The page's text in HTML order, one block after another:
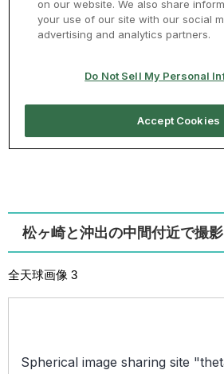
松ヶ崎と沖出の中間付近で撮影
全天球画像 3